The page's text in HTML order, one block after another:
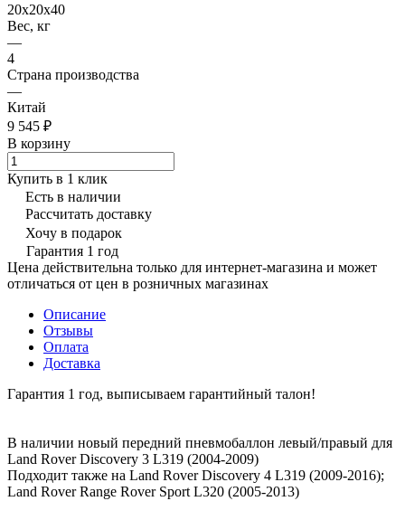
20x20x40
Вес, кг
—
4
Страна производства
—
Китай
9 545 ₽
В корзину
Купить в 1 клик
Есть в наличии
Рассчитать доставку
Хочу в подарок
Гарантия 1 год
Цена действительна только для интернет-магазина и может
отличаться от цен в розничных магазинах
Описание
Отзывы
Оплата
Доставка
Гарантия 1 год, выписываем гарантийный талон!
В наличии новый передний пневмобаллон левый/правый для
Land Rover Discovery 3 L319 (2004-2009)
Подходит также на Land Rover Discovery 4 L319 (2009-2016);
Land Rover Range Rover Sport L320 (2005-2013)